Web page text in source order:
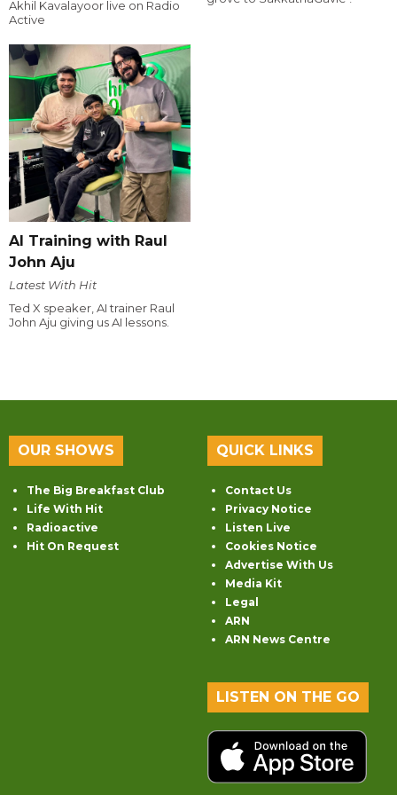
Akhil Kavalayoor live on Radio
Active
AI Training with Raul
John Aju
Latest With Hit
Ted X speaker, AI trainer Raul
John Aju giving us AI lessons.
OUR SHOWS
The Big Breakfast Club
Life With Hit
Radioactive
Hit On Request
QUICK LINKS
Contact Us
Privacy Notice
Listen Live
Cookies Notice
Advertise With Us
Media Kit
Legal
ARN
ARN News Centre
LISTEN ON THE GO